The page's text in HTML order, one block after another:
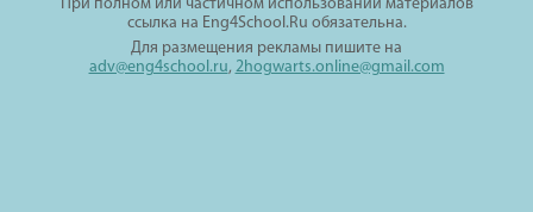
При полном или частичном использовании материалов
ссылка на Eng4School.Ru обязательна.
Для размещения рекламы пишите на
adv@eng4school.ru, 2hogwarts.online@gmail.com